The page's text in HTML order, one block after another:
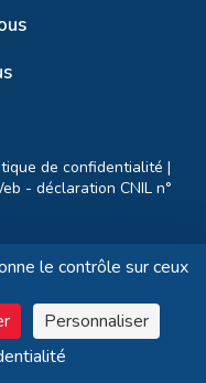
de confidentialité |
- déclaration CNIL n°
le contrôle sur ceux
Personnaliser